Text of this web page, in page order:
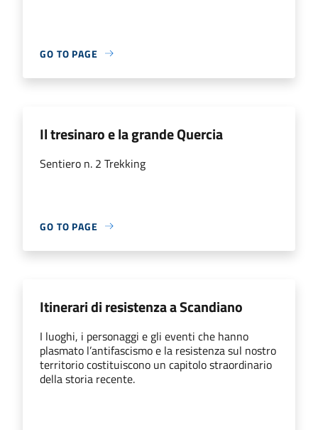
GO TO PAGE
Il tresinaro e la grande Quercia
Sentiero n. 2 Trekking
GO TO PAGE
Itinerari di resistenza a Scandiano
I luoghi, i personaggi e gli eventi che hanno
plasmato l’antifascismo e la resistenza sul nostro
territorio costituiscono un capitolo straordinario
della storia recente.